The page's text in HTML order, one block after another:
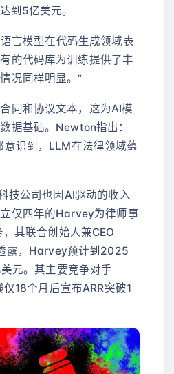
到5亿美元。
言模型在代码生成领域表
的代码库为训练提供了丰
况同样明显。”
同和协议文本，这为AI模
据基础。Newton指出：
意识到，LLM在法律领域蕴
技公司也因AI驱动的收入
仅四年的Harvey为律师事
其联合创始人兼CEO
露，Harvey预计到2025
元。其主要竞争对手
18个月后宣布ARR突破1